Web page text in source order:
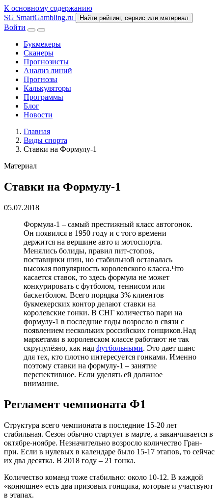
К основному содержанию
SG SmartGambling.ru Найти рейтинг, сервис или материал
Войти
Букмекеры
Сканеры
Прогнозисты
Анализ линий
Прогнозы
Калькуляторы
Программы
Блог
Новости
Главная
Виды спорта
Ставки на Формулу-1
Материал
Ставки на Формулу-1
05.07.2018
Формула-1 – самый престижный класс автогонок.
Он появился в 1950 году и с того времени
держится на вершине авто и мотоспорта.
Менялись болиды, правил пит-стопов,
поставщики шин, но стабильной оставалась
высокая популярность королевского класса.Что
касается ставок, то здесь формула не может
конкурировать с футболом, теннисом или
баскетболом. Всего порядка 3% клиентов
букмекерских контор делают ставки на
королевские гонки. В СНГ количество пари на
формулу-1 в последние годы возросло в связи с
появлением нескольких российских гонщиков.Над
маркетами в королевском классе работают не так
скрупулёзно, как над футбольными. Это дает шанс
для тех, кто плотно интересуется гонками. Именно
поэтому ставки на формулу-1 – занятие
перспективное. Если уделять ей должное
внимание.
Регламент чемпионата Ф1
Структура всего чемпионата в последние 15-20 лет
стабильная. Сезон обычно стартует в марте, а заканчивается в
октябре-ноябре. Незначительно возросло количество Гран-
при. Если в нулевых в календаре было 15-17 этапов, то сейчас
их два десятка. В 2018 году – 21 гонка.
Количество команд тоже стабильно: около 10-12. В каждой
«конюшне» есть два призовых гонщика, которые и участвуют
в этапах.